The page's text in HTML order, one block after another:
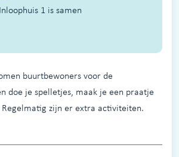
1 is samen
buurtbewoners voor de
doe je spelletjes, maak je een praatje
zijn er extra activiteiten.